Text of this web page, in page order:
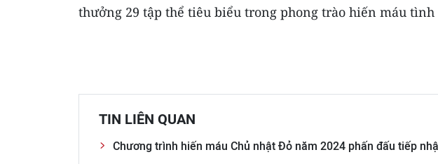
thưởng 29 tập thể tiêu biểu trong phong trào hiến máu
TIN LIÊN QUAN
Chương trình hiến máu Chủ nhật Đỏ năm 2024 phấn đấu tiếp